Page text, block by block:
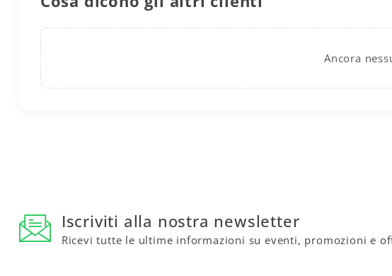
Ancora
Iscriviti alla nostra newsletter
Ricevi tutte le ultime informazioni su eventi, promozioni e